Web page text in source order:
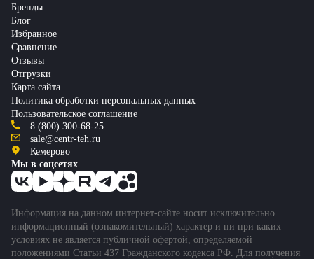
Бренды
Блог
Избранное
Сравнение
Отзывы
Отгрузки
Карта сайта
Политика обработки персональных данных
Пользовательское соглашение
8 (800) 300-68-25
sale@centr-teh.ru
Кемерово
Мы в соцсетях
Информация на данном интернет-сайте носит исключительно
информационный (ознакомительный) характер и ни при каких
условиях не является публичной офертой, определяемой
положениями Статьи 437 Гражданского кодекса РФ. Для получения